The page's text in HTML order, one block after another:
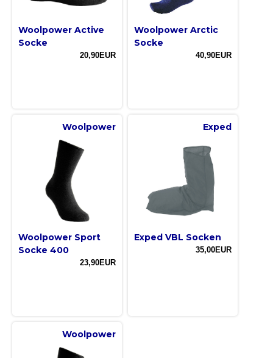
Woolpower Active
Socke
20,90EUR
Woolpower Arctic
Socke
40,90EUR
Woolpower
Woolpower Sport
Socke 400
23,90EUR
Exped
Exped VBL Socken
35,00EUR
Woolpower